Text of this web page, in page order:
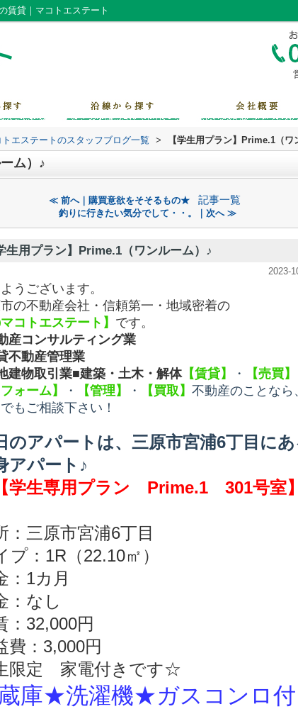
賃貸｜マコトエステート
エステートのスタッフブログ一覧 > 【学生用プラン】Prime.1（ワ
ム）♪
≪ 前へ｜購買意欲をそそるもの★ 記事一覧
釣りに行きたい気分でして・・。｜次へ ≫
生用プラン】Prime.1（ワンルーム）♪
2023-
うございます。
の不動産会社・信頼第一・地域密着の
コトエステート】 です。
産コンサルティング業
不動産管理業
建物取引業■建築・土木・解体【賃貸】 ・ 【売買】
フォーム】
・ 【管理】 ・ 【買取】 不動産のことなら
もご相談下さい！
のアパートは、三原市宮浦6丁目にあ
アパート♪
【学生専用プラン Prime.1 301号室】
：三原市宮浦6丁目
プ：1R（22.10㎡）
： 1カ月
：なし
：32,000円
費：3,000円
限定 家電付きです☆
庫★洗濯機★ガスコンロ付